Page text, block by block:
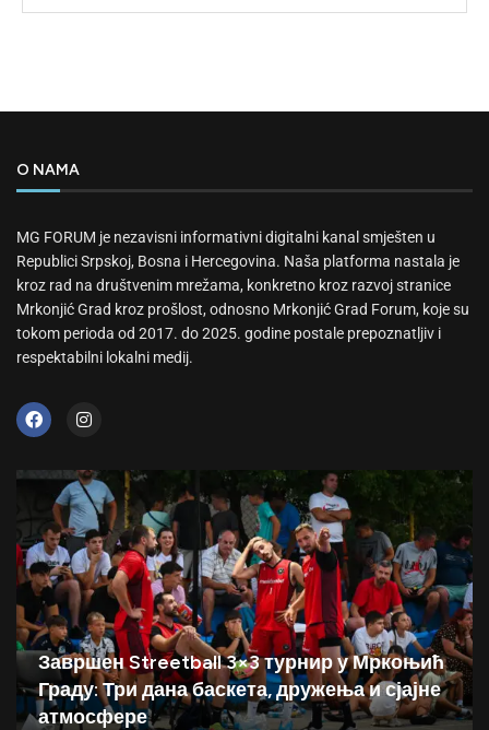
O NAMA
MG FORUM je nezavisni informativni digitalni kanal smješten u
Republici Srpskoj, Bosna i Hercegovina. Naša platforma nastala je
kroz rad na društvenim mrežama, konkretno kroz razvoj stranice
Mrkonjić Grad kroz prošlost, odnosno Mrkonjić Grad Forum, koje su
tokom perioda od 2017. do 2025. godine postale prepoznatljiv i
respektabilni lokalni medij.
Завршен Streetball 3×3 турнир у Мркоњић
Граду: Три дана баскета, дружења и сјајне
атмосфере